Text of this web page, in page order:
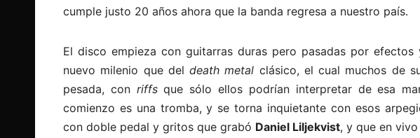
cumple justo 20 años ahora que la banda regresa a nuestro país.
El disco empieza con guitarras duras pero pasadas por
nuevo milenio que deldeath metal clásico, el cual muchos de
pesada, con riffsque sólo ellos podrían interpretar de esa
comienzo es una tromba, y se torna inquietante con esos
con doble pedal y gritos que grabó Daniel Liljekvist, y que en